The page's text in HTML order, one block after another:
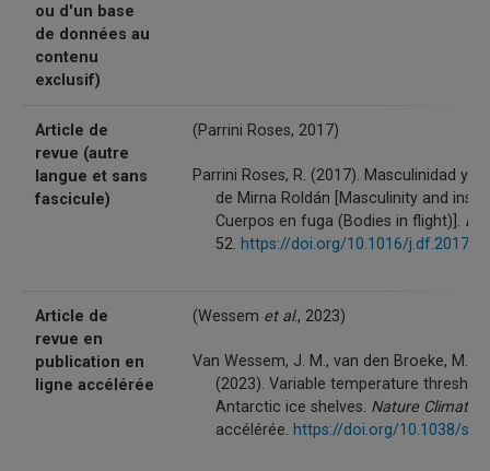
ou d'un base
de données au
contenu
exclusif)
Article de
revue (autre
langue et sans
fascicule)
(Parrini Roses, 2017)
Parrini Roses, R. (2017). Masculinidad y
de Mirna Roldán [Masculinity and
Cuerpos en fuga (Bodies in flight)].
52. https://doi.org/10.1016/
Article de
revue en
publication en
ligne accélérée
(Wessem et al., 2023)
Van Wessem, J. M., van den Broeke, M.
(2023). Variable temperature
Antarctic ice shelves. Nature Climate
accélérée. https://doi.org/10.1038/